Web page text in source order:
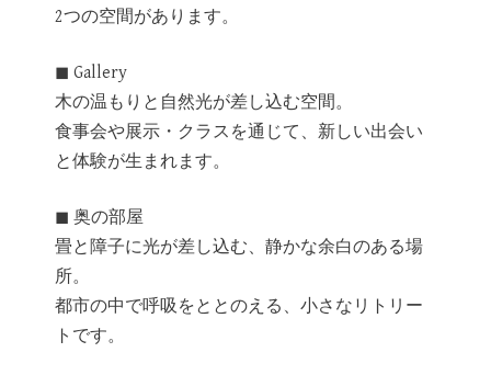
2つの空間があります。
◼︎ Gallery
木の温もりと自然光が差し込む空間。
食事会や展示・クラスを通じて、新しい出会い
と体験が生まれます。
◼︎ 奥の部屋
畳と障子に光が差し込む、静かな余白のある場
所。
都市の中で呼吸をととのえる、小さなリトリー
トです。